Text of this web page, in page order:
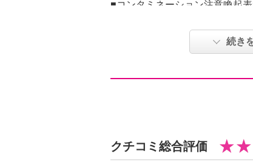
■コンタミネーション注意喚起表
★こちらの商品は、離島・島し
ざいます。ご了承ください。
状態から加工し凍結するワンフ
続き
クチコミ総合評価